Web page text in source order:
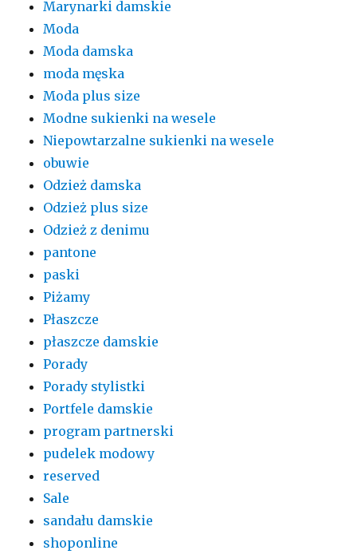
Marynarki damskie
Moda
Moda damska
moda męska
Moda plus size
Modne sukienki na wesele
Niepowtarzalne sukienki na wesele
obuwie
Odzież damska
Odzież plus size
Odzież z denimu
pantone
paski
Piżamy
Płaszcze
płaszcze damskie
Porady
Porady stylistki
Portfele damskie
program partnerski
pudelek modowy
reserved
Sale
sandału damskie
shoponline